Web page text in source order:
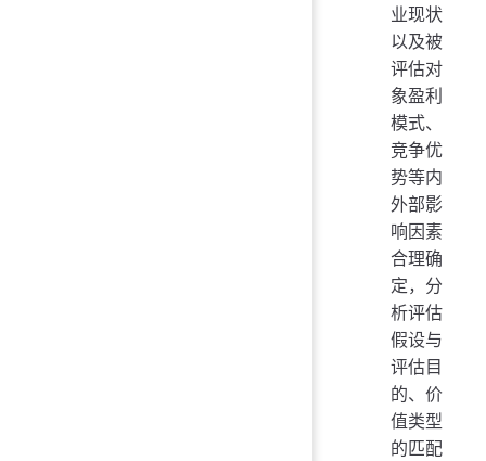
业现状
以及被
评估对
象盈利
模式、
竞争优
势等内
外部影
响因素
合理确
定，分
析评估
假设与
评估目
的、价
值类型
的匹配